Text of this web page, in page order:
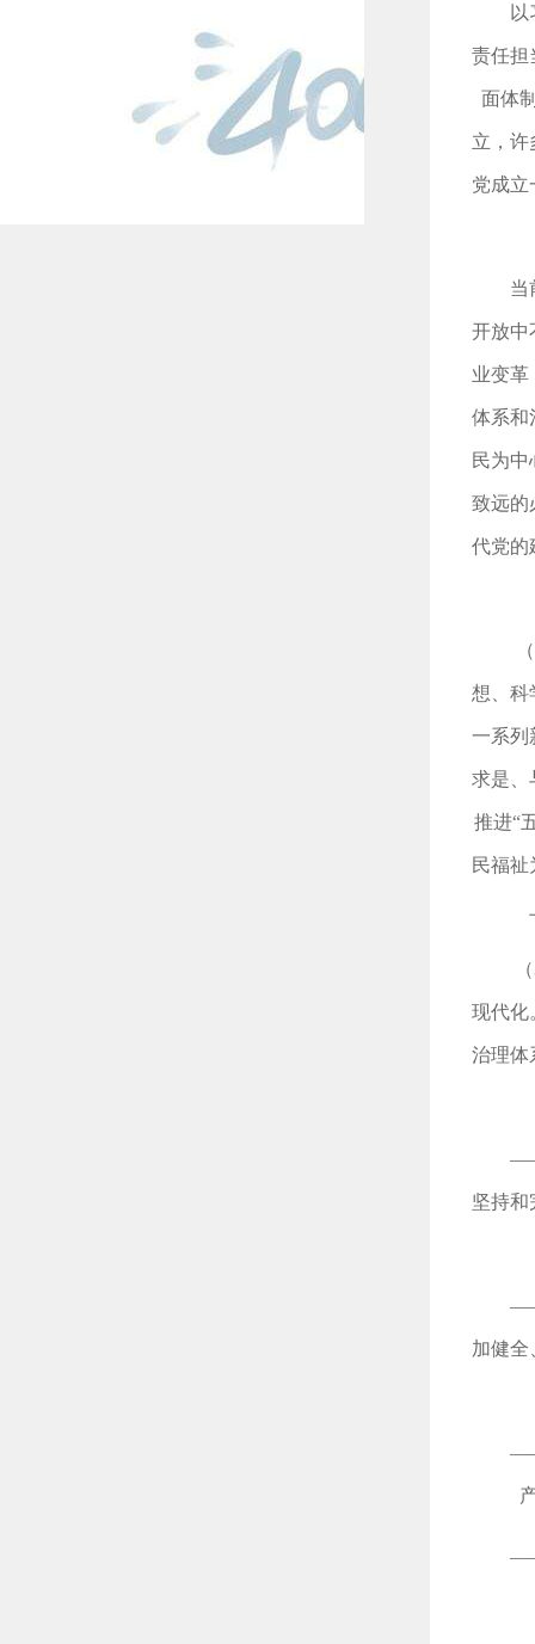
责任担
面体
立，许
党成立
当
开放中
业变革
体系和
民为
致远的
代党的
想、科
一系列
求是、
推进“
民福
现代化
治理体
——
坚持和
——
加健全
——
——